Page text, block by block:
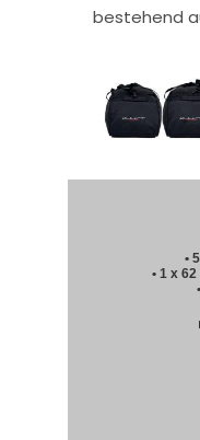
bestehend
•
• 1 x